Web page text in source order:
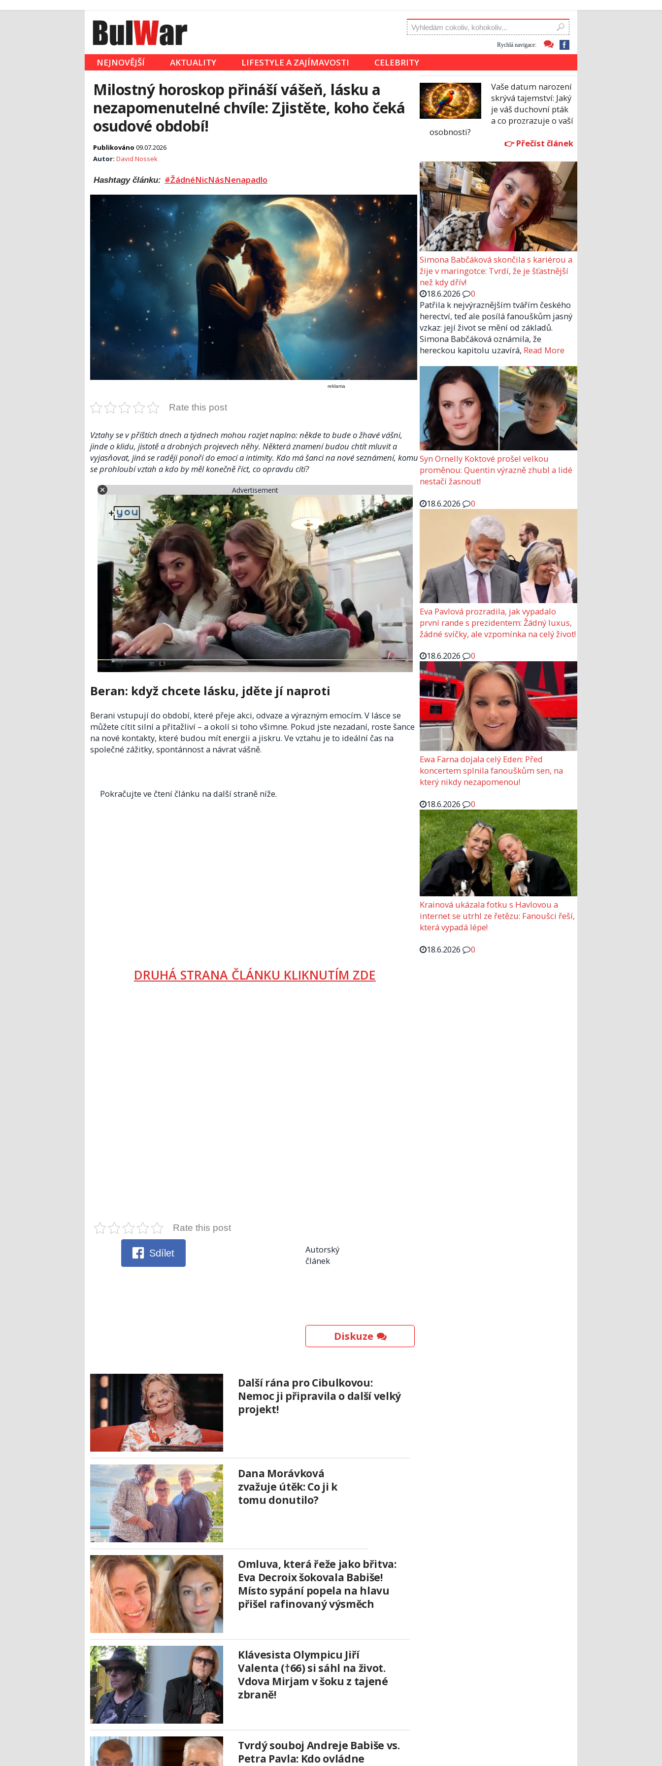
Rychlá navigace:
NEJNOVĚJŠÍ AKTUALITY LIFESTYLE A ZAJÍMAVOSTI CELEBRITY
Milostný horoskop přináší vášeň, lásku a
nezapomenutelné chvíle: Zjistěte, koho čeká
osudové období!
Publikováno 09.07.2026
Autor: David Nossek
Hashtagy článku: #ŽádnéNicNásNenapadlo
reklama
Rate this post
Vztahy se v příštích dnech a týdnech mohou rozjet naplno: někde to bude o žhavé vášni,
jinde o klidu, jistotě a drobných projevech něhy. Některá znamení budou chtít mluvit a
vyjasňovat, jiná se raději ponoří do emocí a intimity. Kdo má šanci na nové seznámení, komu
se prohloubí vztah a kdo by měl konečně říct, co opravdu cítí?
Advertisement
Beran: když chcete lásku, jděte jí naproti
Berani vstupují do období, které přeje akci, odvaze a výrazným emocím. V lásce se
můžete cítit silní a přitažliví – a okolí si toho všimne. Pokud jste nezadaní, roste šance
na nové kontakty, které budou mít energii a jiskru. Ve vztahu je to ideální čas na
společné zážitky, spontánnost a návrat vášně.
Pokračujte ve čtení článku na další straně níže.
DRUHÁ STRANA ČLÁNKU KLIKNUTÍM ZDE
Rate this post
Sdílet
Autorský
článek
Diskuze
Další rána pro Cibulkovou:
Nemoc ji připravila o další velký
projekt!
Dana Morávková
zvažuje útěk: Co ji k
tomu donutilo?
Omluva, která řeže jako břitva:
Eva Decroix šokovala Babiše!
Místo sypání popela na hlavu
přišel rafinovaný výsměch
Klávesista Olympicu Jiří
Valenta (†66) si sáhl na život.
Vdova Mirjam v šoku z tajené
zbraně!
Tvrdý souboj Andreje Babiše vs.
Petra Pavla: Kdo ovládne
Vaše datum narození
skrývá tajemství: Jaký
je váš duchovní pták
a co prozrazuje o vaší
osobnosti?
Simona Babčáková skončila s kariérou a
žije v maringotce: Tvrdí, že je šťastnější
než kdy dřív!
18.6.2026
0
Patřila k nejvýraznějším tvářím českého
herectví, teď ale posílá fanouškům jasný
vzkaz: její život se mění od základů.
Simona Babčáková oznámila, že
hereckou kapitolu uzavírá, Read More
Syn Ornelly Koktové prošel velkou
proměnou: Quentin výrazně zhubl a lidé
nestačí žasnout!
18.6.2026
0
Eva Pavlová prozradila, jak vypadalo
první rande s prezidentem: Žádný luxus,
žádné svíčky, ale vzpomínka na celý život!
18.6.2026
0
Ewa Farna dojala celý Eden: Před
koncertem splnila fanouškům sen, na
který nikdy nezapomenou!
18.6.2026
0
Krainová ukázala fotku s Havlovou a
internet se utrhl ze řetězu: Fanoušci řeší,
která vypadá lépe!
18.6.2026
0